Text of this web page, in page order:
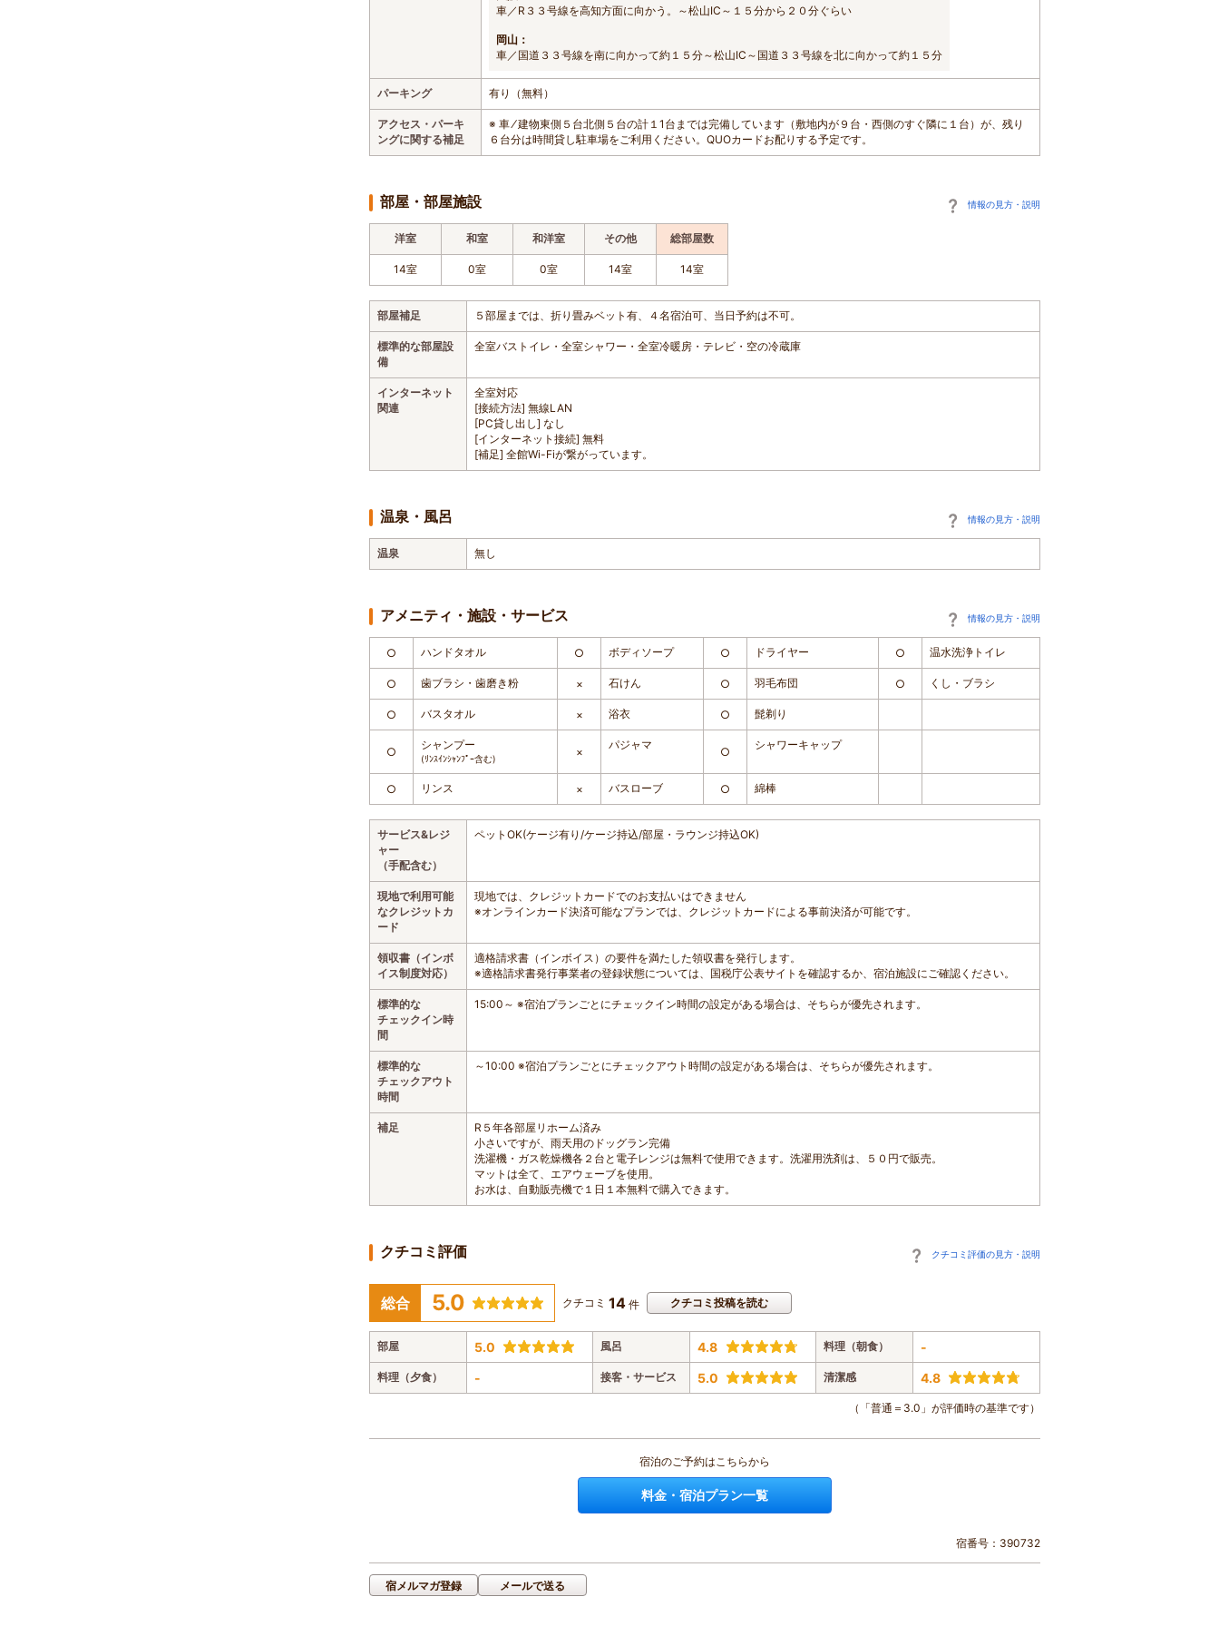
車／R３３号線を高知方面に向かう。～松山IC～１５分から２０分ぐらい
岡山：
車／国道３３号線を南に向かって約１５分～松山IC～国道３３号線を北に向かって約１５分
パーキング 有り（無料）
アクセス・パーキ
ングに関する補足
※ 車 ⁄ 建物東側５台北側５台の計１1台までは完備しています（敷地内が９台・西側のすぐ隣に１台）が、残り
６台分は時間貸し駐車場をご利用ください。QUOカードお配りする予定です。
部屋・部屋施設 情報の見方・説明
洋室 和室 和洋室 その他 総部屋数
14室 0室 0室 14室 14室
部屋補足 ５部屋までは、折り畳みベット有、４名宿泊可、当日予約は不可。
標準的な部屋設
備
全室バストイレ・全室シャワー・全室冷暖房・テレビ・空の冷蔵庫
インターネット
関連
全室対応
[接続方法] 無線LAN
[PC貸し出し] なし
[インターネット接続] 無料
[補足] 全館Wi-Fiが繋がっています。
温泉・風呂 情報の見方・説明
温泉 無し
アメニティ・施設・サービス 情報の見方・説明
○ ハンドタオル ○ ボディソープ ○ ドライヤー ○ 温水洗浄トイレ
○ 歯ブラシ・歯磨き粉 × 石けん ○ 羽毛布団 ○ くし・ブラシ
○ バスタオル × 浴衣 ○ 髭剃り
○
シャンプー
(ﾘﾝｽｲﾝｼｬﾝﾌﾟｰ含む) ×
パジャマ
○
シャワーキャップ
○ リンス × バスローブ ○ 綿棒
サービス&レジ
ャー
（手配含む）
ペットOK(ケージ有り/ケージ持込/部屋・ラウンジ持込OK)
現地で利用可能
なクレジットカ
ード
現地では、クレジットカードでのお支払いはできません
※オンラインカード決済可能なプランでは、クレジットカードによる事前決済が可能です。
領収書（インボ
イス制度対応）
適格請求書（インボイス）の要件を満たした領収書を発行します。
※適格請求書発行事業者の登録状態については、国税庁公表サイトを確認するか、宿泊施設にご確認ください。
標準的な
チェックイン時
間
15:00～ ※宿泊プランごとにチェックイン時間の設定がある場合は、そちらが優先されます。
標準的な
チェックアウト
時間
～10:00 ※宿泊プランごとにチェックアウト時間の設定がある場合は、そちらが優先されます。
補足
R５年各部屋リホーム済み
小さいですが、雨天用のドッグラン完備
洗濯機・ガス乾燥機各２台と電子レンジは無料で使用できます。洗濯用洗剤は、５０円で販売。
マットは全て、エアウェーブを使用。
お水は、自動販売機で１日１本無料で購入できます。
クチコミ評価 クチコミ評価の見方・説明
総合 5.0 クチコミ 14 件 クチコミ投稿を読む
部屋 5.0 風呂 4.8 料理（朝食） -
料理（夕食） - 接客・サービス 5.0 清潔感 4.8
（「普通＝3.0」が評価時の基準です）
宿泊のご予約はこちらから
料金・宿泊プラン一覧
宿番号：390732
宿メルマガ登録 メールで送る